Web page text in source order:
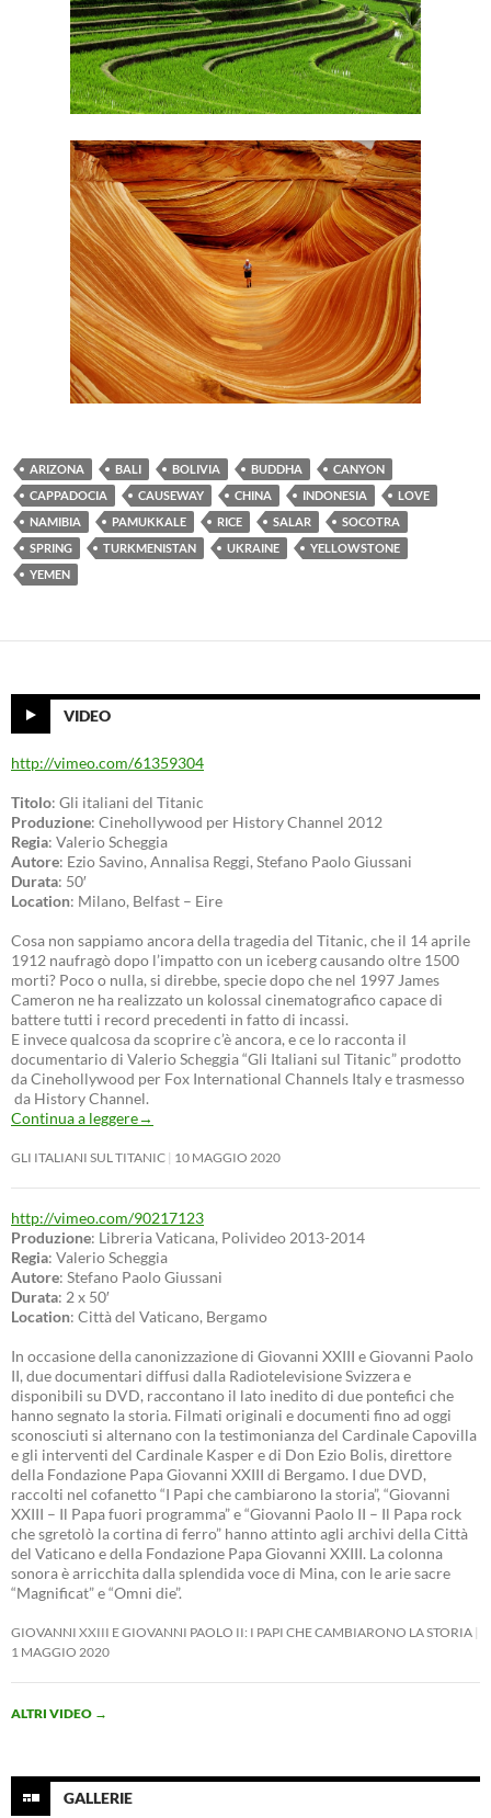
ARIZONA BALI BOLIVIA BUDDHA
CANYON
CAPPADOCIA
CAUSEWAY CHINA INDONESIA
LOVE
NAMIBIA
PAMUKKALE RICE SALAR
SOCOTRA
SPRING
TURKMENISTAN UKRAINE
YELLOWSTONE
YEMEN
VIDEO
http://vimeo.com/61359304
Titolo: Gli italiani del Titanic
Produzione: Cinehollywood per History Channel 2012
Regia: Valerio Scheggia
Autore: Ezio Savino, Annalisa Reggi, Stefano Paolo Giussani
Durata: 50′
Location: Milano, Belfast – Eire
Cosa non sappiamo ancora della tragedia del Titanic, che il 14 aprile
1912 naufragò dopo l’impatto con un iceberg causando oltre 1500
morti? Poco o nulla, si direbbe, specie dopo che nel 1997 James
Cameron ne ha realizzato un kolossal cinematografico capace di
battere tutti i record precedenti in fatto di incassi.
E invece qualcosa da scoprire c’è ancora, e ce lo racconta il
documentario di Valerio Scheggia “Gli Italiani sul Titanic” prodotto
da Cinehollywood per Fox International Channels Italy e trasmesso
da History Channel.
Continua a leggere→
GLI ITALIANI SUL TITANIC 10 MAGGIO 2020
http://vimeo.com/90217123
Produzione: Libreria Vaticana, Polivideo 2013-2014
Regia: Valerio Scheggia
Autore: Stefano Paolo Giussani
Durata: 2 x 50′
Location: Città del Vaticano, Bergamo
In occasione della canonizzazione di Giovanni XXIII e Giovanni Paolo
II, due documentari diffusi dalla Radiotelevisione Svizzera e
disponibili su DVD, raccontano il lato inedito di due pontefici che
hanno segnato la storia. Filmati originali e documenti fino ad oggi
sconosciuti si alternano con la testimonianza del Cardinale Capovilla
e gli interventi del Cardinale Kasper e di Don Ezio Bolis, direttore
della Fondazione Papa Giovanni XXIII di Bergamo. I due DVD,
raccolti nel cofanetto “I Papi che cambiarono la storia”, “Giovanni
XXIII – Il Papa fuori programma” e “Giovanni Paolo II – Il Papa rock
che sgretolò la cortina di ferro” hanno attinto agli archivi della Città
del Vaticano e della Fondazione Papa Giovanni XXIII. La colonna
sonora è arricchita dalla splendida voce di Mina, con le arie sacre
“Magnificat” e “Omni die”.
GIOVANNI XXIII E GIOVANNI PAOLO II: I PAPI CHE CAMBIARONO LA STORIA
1 MAGGIO 2020
ALTRI VIDEO →
GALLERIE